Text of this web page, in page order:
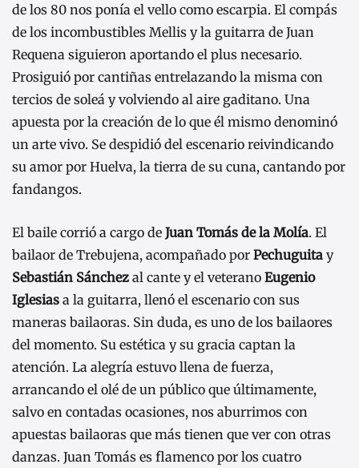
de los 80 nos ponía el vello como escarpia. El compás
de los incombustibles Mellis y la guitarra de Juan
Requena siguieron aportando el plus necesario.
Prosiguió por cantiñas entrelazando la misma con
tercios de soleá y volviendo al aire gaditano. Una
apuesta por la creación de lo que él mismo denominó
un arte vivo. Se despidió del escenario reivindicando
su amor por Huelva, la tierra de su cuna, cantando por
fandangos.
El baile corrió a cargo de Juan Tomás de la Molía. El
bailaor de Trebujena, acompañado por Pechuguita y
Sebastián Sánchez al cante y el veterano Eugenio
Iglesias a la guitarra, llenó el escenario con sus
maneras bailaoras. Sin duda, es uno de los bailaores
del momento. Su estética y su gracia captan la
atención. La alegría estuvo llena de fuerza,
arrancando el olé de un público que últimamente,
salvo en contadas ocasiones, nos aburrimos con
apuestas bailaoras que más tienen que ver con otras
danzas. Juan Tomás es flamenco por los cuatro